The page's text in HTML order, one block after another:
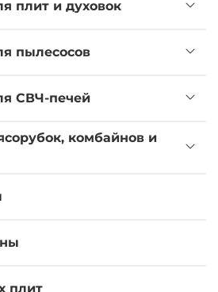
плит и духовок
пылесосов
СВЧ-печей
комбайнов и
плит